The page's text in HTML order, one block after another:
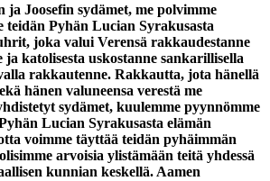
ja Joosefin sydämet, me polvimme
teidän Pyhän Lucian Syrakusasta
joka valui Verensä rakkaudestanne
ja katolisesta uskostanne sankarillisella
rakkautenne. Rakkautta, jota hänellä
hänen valuneensa verestä me
sydämet, kuulemme pyynnömme
Lucian Syrakusasta elämän
voimme täyttää teidän pyhäimmän
arvoisia ylistämään teitä yhdessä
kunnian keskellä. Aamen